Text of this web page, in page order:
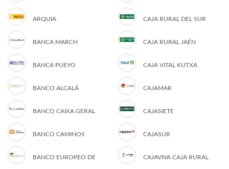
ARQUIA
BANCA MARCH
BANCA PUEYO
BANCO ALCALÁ
BANCO CAIXA GERAL
BANCO CAMINOS
BANCO EUROPEO DE
CAJA RURAL DEL SUR
CAJA RURAL JAÉN
CAJA VITAL KUTXA
CAJAMAR
CAJASIETE
CAJASUR
CAJAVIVA CAJA RURAL